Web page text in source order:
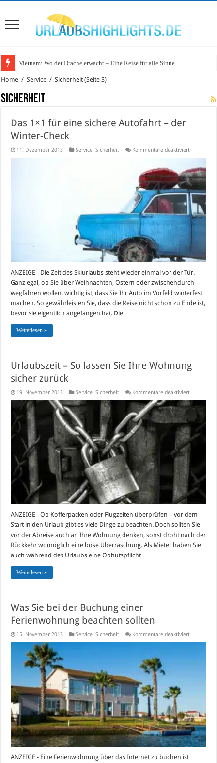
Vietnam: Wo der Drache erwacht – Eine Reise für alle Sinne
Wo lohnt sich Urlaub auf dem Wasser in Deutschland?
Home / Service / Sicherheit (Seite 3)
Sicherheit
Das 1×1 für eine sichere Autofahrt – der
Winter-Check
11. Dezember 2013 Service,Sicherheit Kommentare deaktiviertfür
für
eine
sichere
Autofahrt
–
der
Winter-
Check
ANZEIGE - Die Zeit des Skiurlaubs steht wieder einmal vor der Tür.
Ganz egal, ob Sie über Weihnachten, Ostern oder zwischendurch
wegfahren wollen, wichtig ist, dass Sie Ihr Auto im Vorfeld winterfest
machen. So gewährleisten Sie, dass die Reise nicht schon zu Ende ist,
bevor sie eigentlich angefangen hat. Die …
Weiterlesen »
Urlaubszeit – So lassen Sie Ihre Wohnung
sicher zurück
19. November 2013 Service,Sicherheit Kommentare deaktiviertfür
–
Sie
Ihre
Wohnung
sicher
ANZEIGE - Ob Kofferpacken oder Flugzeiten überprüfen – vor dem
Start in den Urlaub gibt es viele Dinge zu beachten. Doch sollten Sie
vor der Abreise auch an Ihre Wohnung denken, sonst droht nach der
Rückkehr womöglich eine böse Überraschung. Als Mieter haben Sie
auch während des Urlaubs eine Obhutspflicht …
Weiterlesen »
Was Sie bei der Buchung einer
Ferienwohnung beachten sollten
15. November 2013 Service,Sicherheit Kommentare deaktiviertfür
ANZEIGE - Eine Ferienwohnung über das Internet zu buchen ist